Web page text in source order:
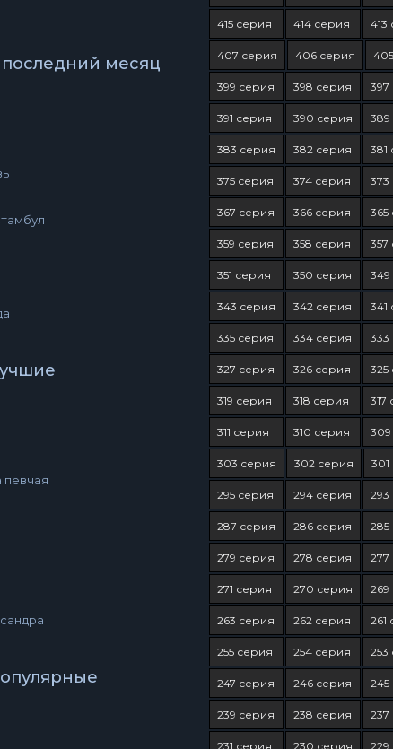
последний месяц
певчая
415 серия 414 серия 413
407 серия 406 серия
399 серия 398 серия 397
391 серия 390 серия
383 серия 382 серия 381
375 серия 374 серия 373
367 серия 366 серия 365
359 серия 358 серия 357
351 серия 350 серия
343 серия 342 серия 341
335 серия 334 серия 333
327 серия 326 серия 325
319 серия 318 серия 317
311 серия 310 серия
303 серия 302 серия
295 серия 294 серия 293
287 серия 286 серия 285
279 серия 278 серия 277
271 серия 270 серия 269
263 серия 262 серия 261
255 серия 254 серия 253
247 серия 246 серия 245
239 серия 238 серия 237
231 серия 230 серия 229